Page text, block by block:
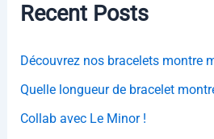
h
Recent Posts
Découvrez nos bracelets montre
Quelle longueur de bracelet
Collab avec Le Minor !